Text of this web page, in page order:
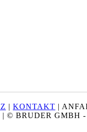
| KONTAKT |
© BRUDER GMBH